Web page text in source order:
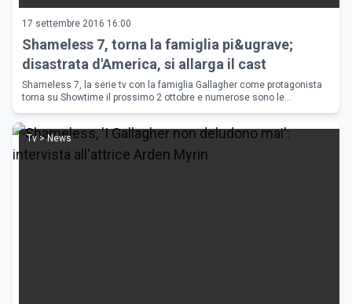
17 settembre 2016 16:00
Shameless 7, torna la famiglia pi&ugrave;
disastrata d'America, si allarga il cast
Shameless 7, la serie tv con la famiglia Gallagher come protagonista
torna su Showtime il prossimo 2 ottobre e numerose sono le
Tv > News